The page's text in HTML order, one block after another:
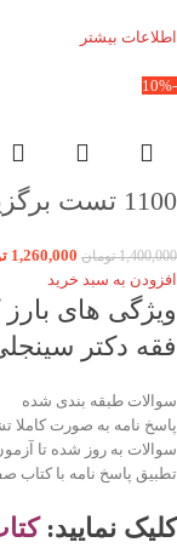
اطلاعات بیشتر
-10%
1100 تست برگزیده متون فقه سینجلی
1,400,000 تومان 1,260,000
افزودن به سبد خرید
ویژگی های
فقه دکتر
سوالات طبقه بندی شده
پاسخ نامه به صورت کاملا
سوالات به روز شده تا آزمون
تطبیق پاسخ نامه با کتاب
کلیک نمایید: